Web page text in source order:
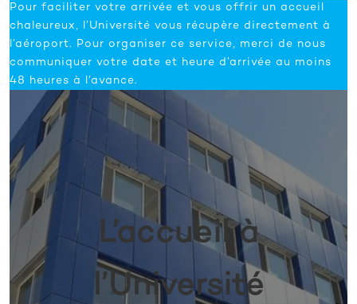
Pour faciliter votre arrivée et vous offrir un accueil
chaleureux, l’Université vous récupère directement à
l’aéroport. Pour organiser ce service, merci de nous
communiquer votre date et heure d’arrivée au moins
48 heures à l’avance.
L’accueil à
l’Université